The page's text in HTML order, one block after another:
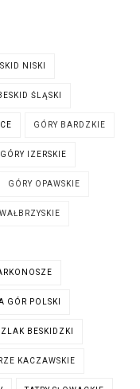
NISKI
ŚLĄSKI
GÓRY BARDZKIE
GÓRY IZERSKIE
GÓRY OPAWSKIE
GÓR POLSKI
BESKIDZKI
KACZAWSKIE